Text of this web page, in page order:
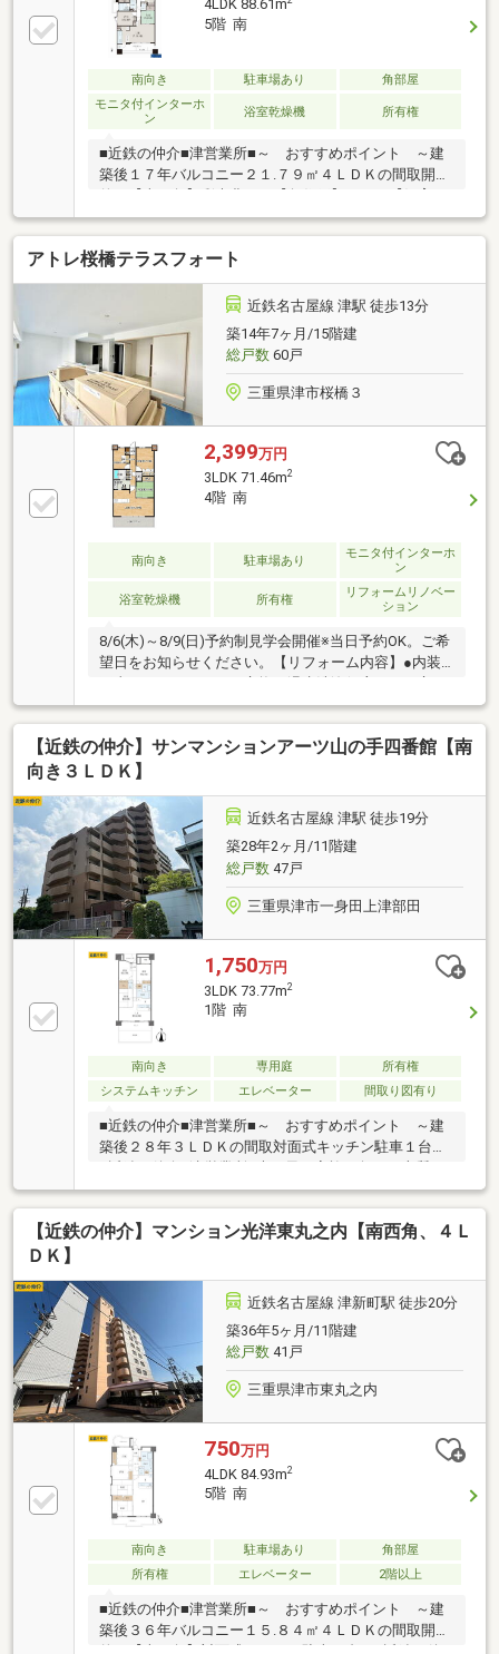
4LDK 88.61m
5階 南
南向き 駐車場あり
角部屋
モニタ付インターホ
ン
浴室乾燥機 所有権
■近鉄の仲介■津営業所■～ おすすめポイント ～建
築後１７年バルコニー２１.７９㎡４ＬＤＫの間取開放
可】（管理規約に準ずる）【窓ある浴室】の開放感■
近鉄の仲介■津営業所■洗練された邸宅感が、家族の時
間を格上げする。 ゆとりの4LDK、光と風が行き交う
上質な間取り。 徒歩圏にコンビニ・業務スーパー・小
児科・内科が揃い、日常が軽やかに。 週末の買い物も
通院もストレスフリー、未来の笑顔を育む住まい。
アトレ桜橋テラスフォート
近鉄名古屋線 津駅 徒歩13分
築14年7ヶ月/15階建
総戸数60戸
三重県津市桜橋３
2,399万円
3LDK 71.46m2
4階 南
南向き 駐車場あり
モニタ付インターホ
ン
浴室乾燥機 所有権
リフォームリノベー
ション
8/6(木)～8/9(日)予約制見学会開催※当日予約OK。ご希
望日をお知らせください。【リフォーム内容】●内装
換、天井・壁クロス張替え、畳表替え、クッションフ
ロア張替え、照明LED交換、玄関鍵交換、収納クリー
ニング※自社売主物件につき随時内覧可能です。お電
話かメールでご希望日をお知らせください。※本物件
ください。
【近鉄の仲介】サンマンションアーツ山の手四番館【南
向き３ＬＤＫ】
近鉄名古屋線 津駅 徒歩19分
築28年2ヶ月/11階建
総戸数47戸
三重県津市一身田上津部田
1,750万円
3LDK 73.77m2
1階 南
南向き 専用庭
所有権
システムキッチン
エレベーター 間取り図有り
■近鉄の仲介■津営業所■～ おすすめポイント ～建
築後２８年３ＬＤＫの間取対面式キッチン駐車１台可
■近鉄の仲介■津営業所■光と風が家族を包む、上質な
暮らし。 築28年・3LDK、対面キッチンで会話が弾む
日常。 駐車1台可、徒歩圏にスーパー・医療施設が揃
う利便。 週末は近隣で買い物、平日は穏やかな朝食と
【近鉄の仲介】マンション光洋東丸之内【南西角、４Ｌ
ＤＫ】
近鉄名古屋線 津新町駅 徒歩20分
築36年5ヶ月/11階建
総戸数41戸
三重県津市東丸之内
750万円
4LDK 84.93m2
5階 南
南向き 駐車場あり
角部屋
所有権
エレベーター 2階以上
■近鉄の仲介■津営業所■～ おすすめポイント ～建
築後３６年バルコニー１５.８４㎡４ＬＤＫの間取開放